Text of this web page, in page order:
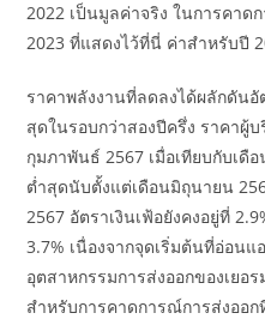
2022 เป็นมูลค่าจริง ในการคาด
2023 ที่แสดงไว้ที่นี่ ค่าสำหรับปี
ราคาพลังงานที่ลดลงได้ผลักดันอั
สุดในรอบกว่าสองปีครึ่ง ราคาผู้
กุมภาพันธ์ 2567 เมื่อเทียบกับเดื
ต่ำสุดนับตั้งแต่เดือนมิถุนายน
2567 อัตราเงินเฟ้อยังคงอยู่ที่
3.7% เนื่องจากจุดเริ่มต้นที่อ่อน
อุตสาหกรรมการส่งออกของเยอ
สำหรับการคาดการณ์การส่งออ